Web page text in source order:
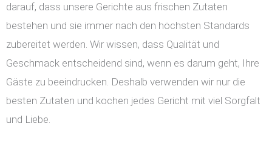
darauf, dass unsere Gerichte aus frischen Zutaten
bestehen und sie immer nach den höchsten Standards
zubereitet werden. Wir wissen, dass Qualität und
Geschmack entscheidend sind, wenn es darum geht, Ihre
Gäste zu beeindrucken. Deshalb verwenden wir nur die
besten Zutaten und kochen jedes Gericht mit viel Sorgfalt
und Liebe.